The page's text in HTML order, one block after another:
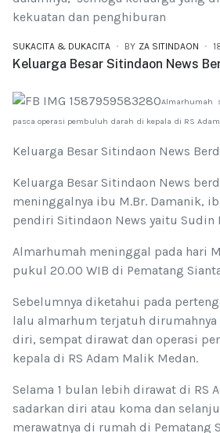
kekuatan dan penghiburan
SUKACITA & DUKACITA BY ZA SITINDAON
Keluarga Besar Sitindaon News
Almarhumah
pasca operasi pembuluh darah di kepala di RS
Keluarga Besar Sitindaon News
Keluarga Besar Sitindaon News
meninggalnya ibu M.Br. Damanik,
pendiri Sitindaon News yaitu Sudin
Almarhumah meninggal pada hari
pukul 20.00 WIB di Pematang
Sebelumnya diketahui pada
lalu almarhum terjatuh dirumahnya
diri, sempat dirawat dan operasi
kepala di RS Adam Malik Medan.
Selama 1 bulan lebih dirawat di RS
sadarkan diri atau koma dan
merawatnya di rumah di Pematang